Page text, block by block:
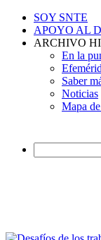
SOY SNTE
APOYO AL
ARCHIVO
En la
Saber
Noticias
Mapa